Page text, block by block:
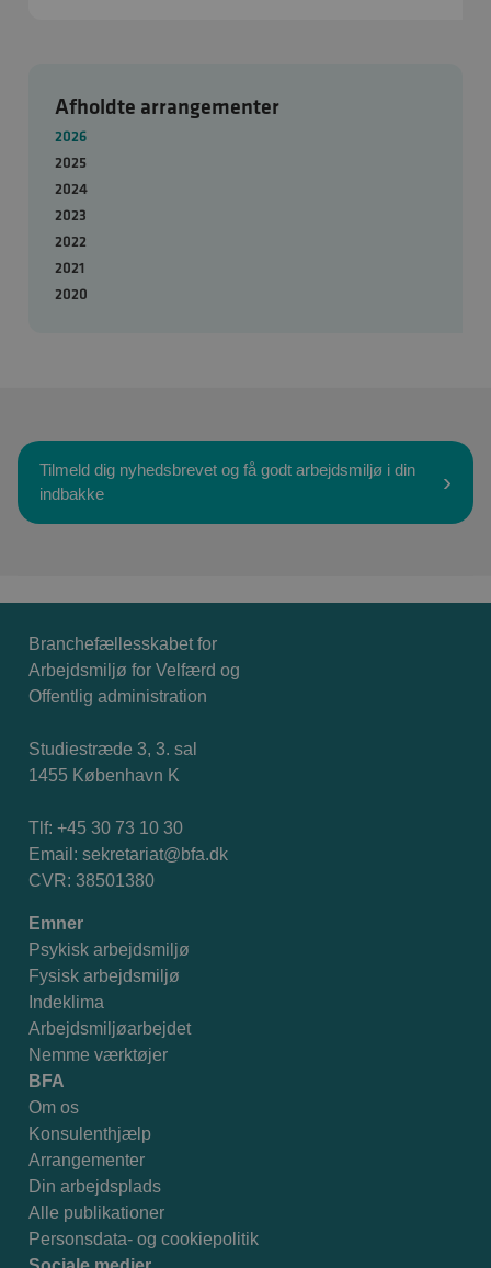
Afholdte arrangementer
2026
2025
2024
2023
2022
2021
2020
Tilmeld dig nyhedsbrevet og få godt arbejdsmiljø i din
indbakke
Branchefællesskabet for
Arbejdsmiljø for Velfærd og
Offentlig administration
Studiestræde 3, 3. sal
1455 København K
Tlf: +45 30 73 10 30
Email: sekretariat@bfa.dk
CVR: 38501380
Emner
Psykisk arbejdsmiljø
Fysisk arbejdsmiljø
Indeklima
Arbejdsmiljøarbejdet
Nemme værktøjer
BFA
Om os
Konsulenthjælp
Arrangementer
Din arbejdsplads
Alle publikationer
Personsdata- og cookiepolitik